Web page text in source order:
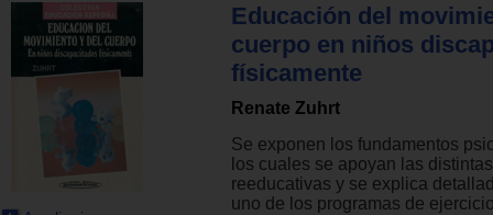
Educación del
cuerpo en niños
físicamente
Renate Zuhrt
Se exponen los fundamentos
los cuales se apoyan las
reeducativas y se explica
uno de los programas de